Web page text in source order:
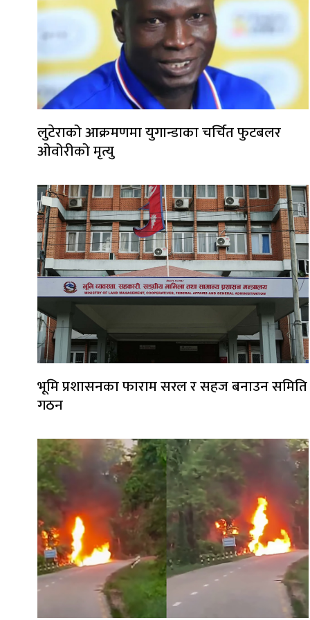
लुटेराको आक्रमणमा युगान्डाका चर्चित फुटबलर
ओवोरीको मृत्यु
भूमि प्रशासनका फाराम सरल र सहज बनाउन समिति
गठन